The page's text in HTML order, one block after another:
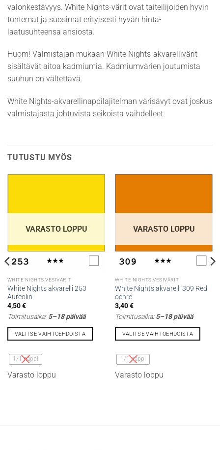
valonkestävyys. White Nights-värit ovat taiteilijoiden hyvin
tuntemat ja suosimat erityisesti hyvän hinta-
laatusuhteensa ansiosta.
Huom! Valmistajan mukaan White Nights-akvarellivärit
sisältävät aitoa kadmiumia. Kadmiumvärien joutumista
suuhun on vältettävä.
White Nights-akvarellinappilajitelman värisävyt ovat joskus
valmistajasta johtuvista seikoista vaihdelleet.
TUTUSTU MYÖS
VARASTO LOPPU
WHITE NIGHTS VESIVÄRIT
White Nights akvarelli 253
Aureolin
4,50€
Toimitusaika:5–18 päivää
VALITSE VAIHTOEHDOISTA
tuotteella
on
useampi
1/1 nappi
Varasto loppu
VARASTO LOPPU
WHITE NIGHTS VESIVÄRIT
White Nights akvarelli 309 Red
ochre
3,40€
Toimitusaika:5–18 päivää
VALITSE VAIHTOEHDOISTA
tuotteella
on
useampi
1/1 nappi
Varasto loppu